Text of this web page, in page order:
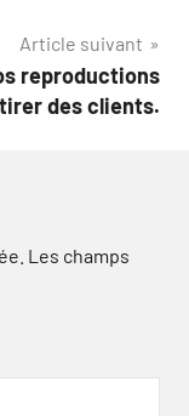
Article suivant
reproductions
des clients.
Les champs